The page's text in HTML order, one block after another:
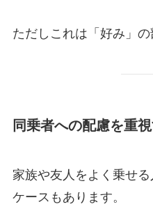
ただしこれは「好み」の
同乗者への配慮を重
家族や友人をよく乗せ
ケースもあります。